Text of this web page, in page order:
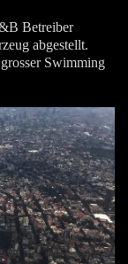
Betreiber
abgestellt.
Swimming